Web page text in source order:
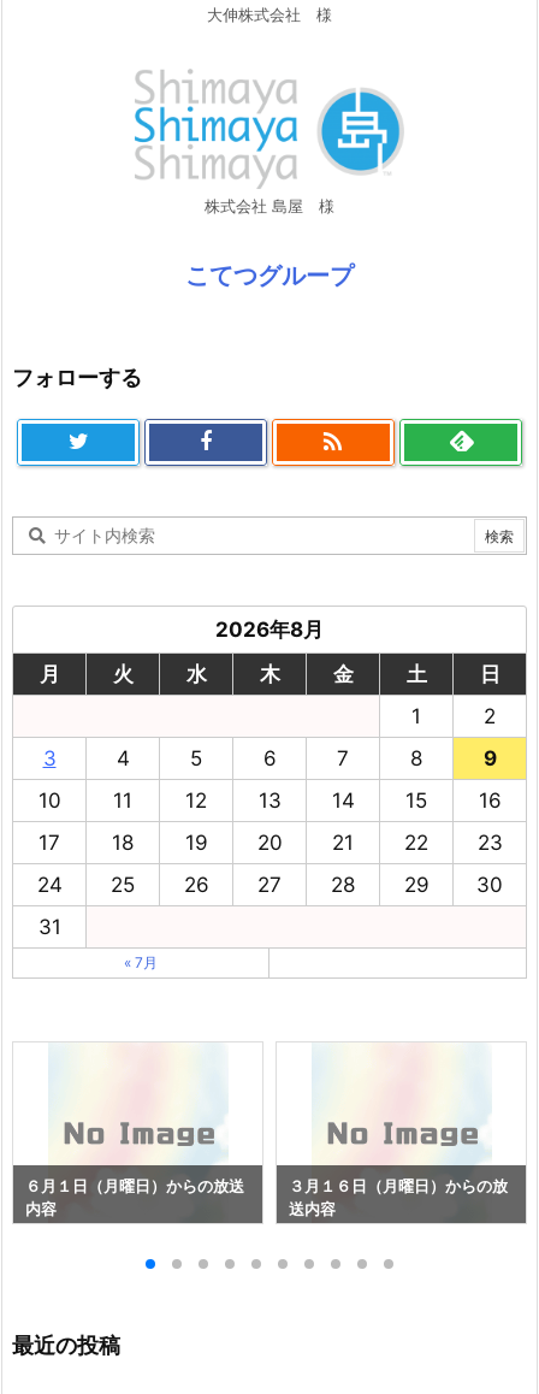
大伸株式会社 様
株式会社 島屋 様
こてつグループ
フォローする

2026年8月
月
火 水 木 金 土
日
1
2
3
4 5 6 7 8
9
10
11 12 13 14 15
16
17
18 19 20 21 22
23
24
25 26 27 28 29
30
31
« 7月
６月１日（月曜日）からの放送
内容
３月１６日（月曜日）からの放
送内容
最近の投稿